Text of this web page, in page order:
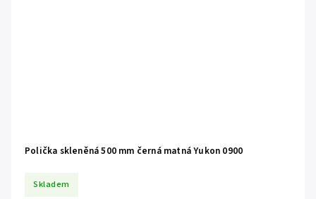
Polička skleněná 500 mm černá matná Yukon 0900
Skladem